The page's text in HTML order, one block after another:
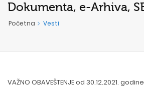
Dokumenta, e-Arhiva,
Početna Vesti
VAŽNO OBAVEŠTENJE od 30.12.2021.